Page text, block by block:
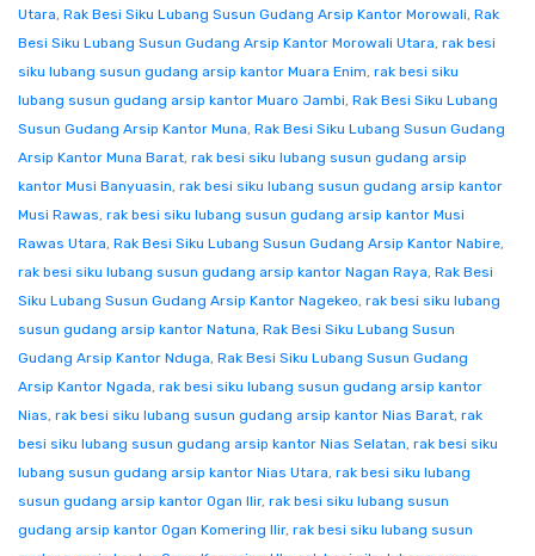
Utara, Rak Besi Siku Lubang Susun Gudang Arsip Kantor Morowali, Rak
Besi Siku Lubang Susun Gudang Arsip Kantor Morowali Utara, rak besi
siku lubang susun gudang arsip kantor Muara Enim, rak besi siku
lubang susun gudang arsip kantor Muaro Jambi, Rak Besi Siku Lubang
Susun Gudang Arsip Kantor Muna, Rak Besi Siku Lubang Susun Gudang
Arsip Kantor Muna Barat, rak besi siku lubang susun gudang arsip
kantor Musi Banyuasin, rak besi siku lubang susun gudang arsip kantor
Musi Rawas, rak besi siku lubang susun gudang arsip kantor Musi
Rawas Utara, Rak Besi Siku Lubang Susun Gudang Arsip Kantor Nabire,
rak besi siku lubang susun gudang arsip kantor Nagan Raya, Rak Besi
Siku Lubang Susun Gudang Arsip Kantor Nagekeo, rak besi siku lubang
susun gudang arsip kantor Natuna, Rak Besi Siku Lubang Susun
Gudang Arsip Kantor Nduga, Rak Besi Siku Lubang Susun Gudang
Arsip Kantor Ngada, rak besi siku lubang susun gudang arsip kantor
Nias, rak besi siku lubang susun gudang arsip kantor Nias Barat, rak
besi siku lubang susun gudang arsip kantor Nias Selatan, rak besi siku
lubang susun gudang arsip kantor Nias Utara, rak besi siku lubang
susun gudang arsip kantor Ogan Ilir, rak besi siku lubang susun
gudang arsip kantor Ogan Komering Ilir, rak besi siku lubang susun